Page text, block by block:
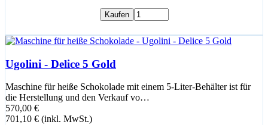
Kaufen
Ugolini - Delice 5 Gold
Maschine für heiße Schokolade mit einem 5-Liter-Behälter ist für
die Herstellung und den Verkauf vo…
570,00 €
701,10 € (inkl. MwSt.)